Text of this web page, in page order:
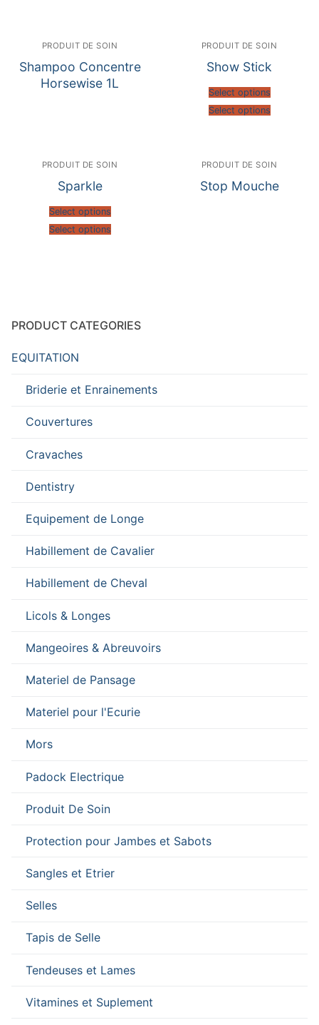
PRODUIT DE SOIN
Shampoo Concentre
Horsewise 1L
PRODUIT DE SOIN
Show Stick
Select options
Select options
PRODUIT DE SOIN
Sparkle
Select options
Select options
PRODUIT DE SOIN
Stop Mouche
PRODUCT CATEGORIES
EQUITATION
Briderie et Enrainements
Couvertures
Cravaches
Dentistry
Equipement de Longe
Habillement de Cavalier
Habillement de Cheval
Licols & Longes
Mangeoires & Abreuvoirs
Materiel de Pansage
Materiel pour l'Ecurie
Mors
Padock Electrique
Produit De Soin
Protection pour Jambes et Sabots
Sangles et Etrier
Selles
Tapis de Selle
Tendeuses et Lames
Vitamines et Suplement